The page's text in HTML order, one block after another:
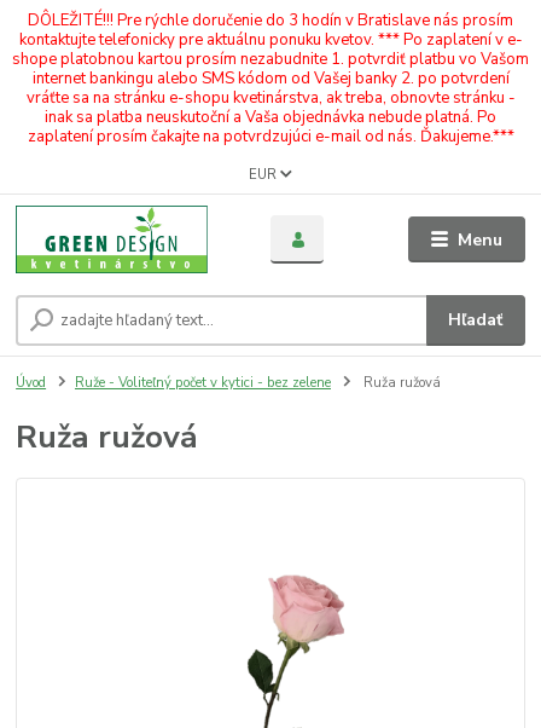
DÔLEŽITÉ!!! Pre rýchle doručenie do 3 hodín v Bratislave nás prosím
kontaktujte telefonicky pre aktuálnu ponuku kvetov. *** Po zaplatení v e-
shope platobnou kartou prosím nezabudnite 1. potvrdiť platbu vo Vašom
internet bankingu alebo SMS kódom od Vašej banky 2. po potvrdení
vráťte sa na stránku e-shopu kvetinárstva, ak treba, obnovte stránku -
inak sa platba neuskutoční a Vaša objednávka nebude platná. Po
zaplatení prosím čakajte na potvrdzujúci e-mail od nás. Ďakujeme.***
Menu
EUR
Hľadať
Úvod Ruže - Voliteľný počet v kytici - bez zelene Ruža ružová
Ruža ružová